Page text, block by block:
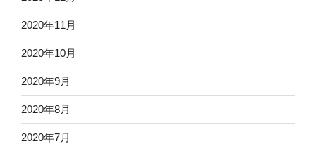
2020年11月
2020年10月
2020年9月
2020年8月
2020年7月